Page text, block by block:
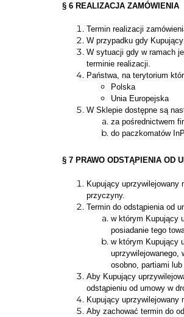
§ 6 REALIZACJA ZAMÓWIENIA
Termin realizacji
W przypadku gdy
W sytuacji gdy w ramach
terminie realizacji.
Państwa, na terytorium
Polska
Unia Europejska
W Sklepie dostępne są
za pośrednictwem
do paczkomatów
§ 7 PRAWO ODSTĄPIENIA OD
Kupujący uprzywilejowany
przyczyny.
Termin do odstąpienia od
w którym Kupujący
posiadanie tego
w którym Kupujący
uprzywilejowanego,
osobno, partiami
Aby Kupujący
odstąpieniu od umowy w
Kupujący uprzywilejowany
Aby zachować termin do